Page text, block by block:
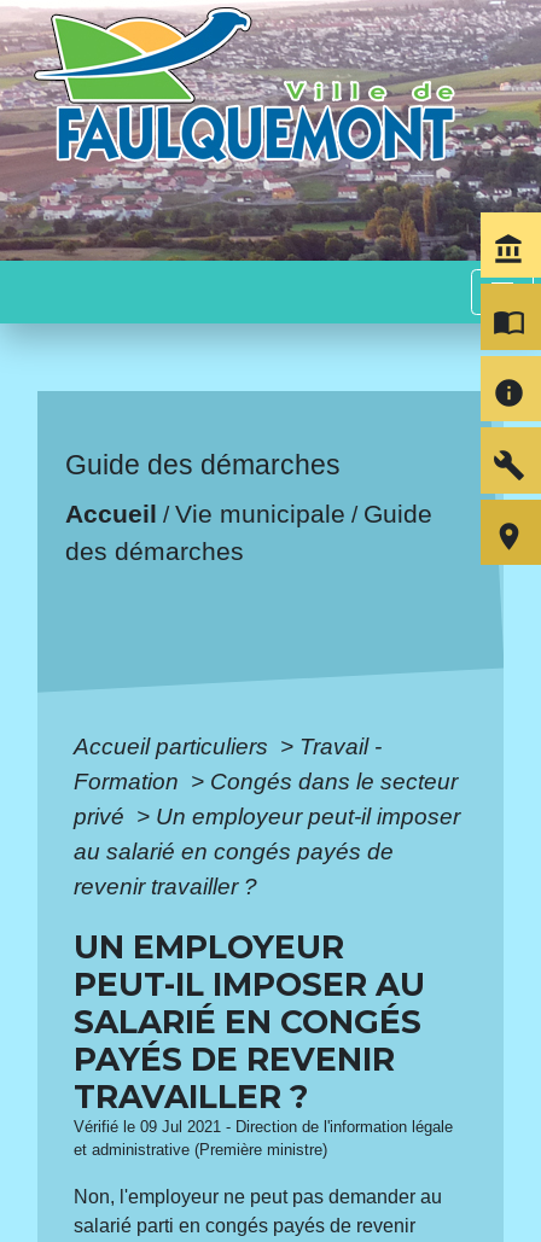
menu
Guide des démarches
Accueil /Vie municipale / Guide
des démarches
Accueil particuliers > Travail -
Formation > Congés dans le secteur
privé > Un employeur peut-il imposer
au salarié en congés payés de
revenir travailler ?
UN EMPLOYEUR
PEUT-IL IMPOSER AU
SALARIÉ EN CONGÉS
PAYÉS DE REVENIR
TRAVAILLER ?
Vérifié le 09 Jul 2021 - Direction de l'information légale
et administrative (Première ministre)
Non, l'employeur ne peut pas demander au
salarié parti en congés payés de revenir
account_balance
import_contacts
info
build
room